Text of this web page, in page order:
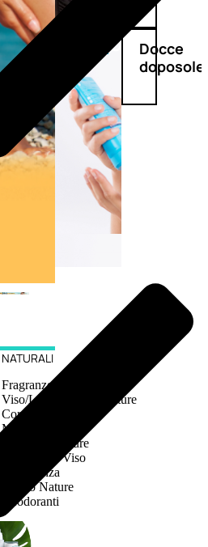
Doposole
Docce
doposole
NATURALI
Fragranze Nature
Viso/Labbra/Occhi Nature
Corpo
Mani
Maschera Nature
Trattamenti Viso
Detergenza
Bagno Nature
Deodoranti